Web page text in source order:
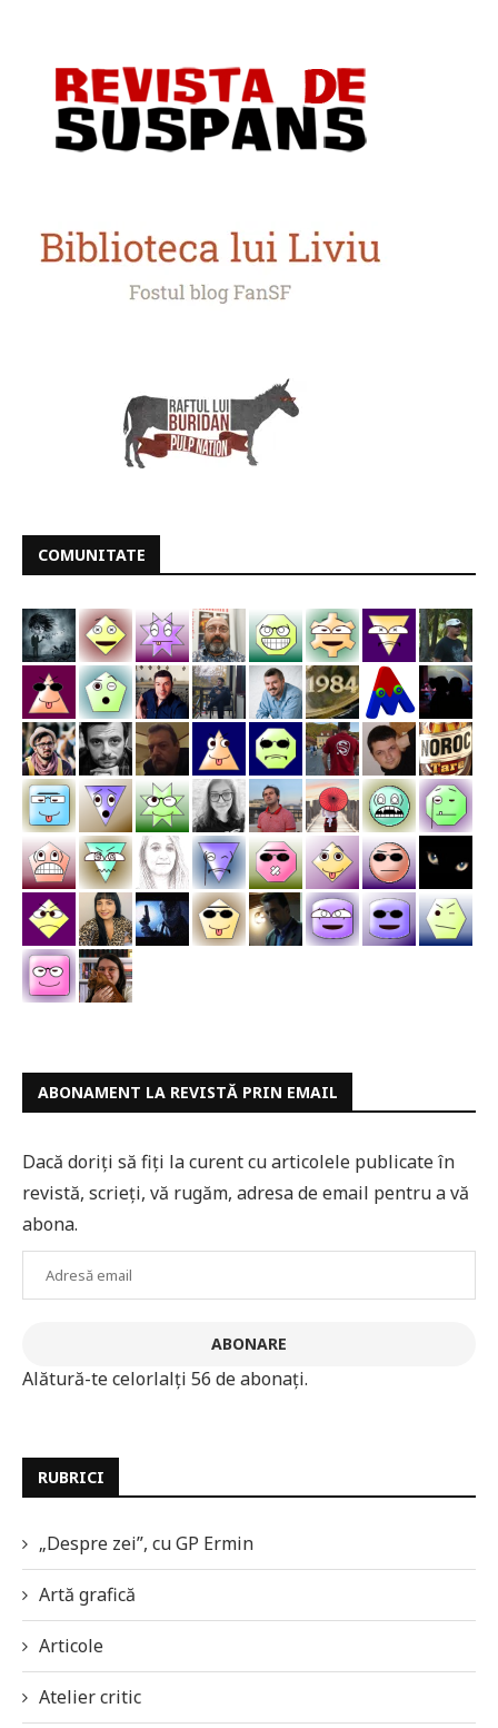
COMUNITATE
ABONAMENT LA REVISTĂ PRIN EMAIL
Dacă doriți să fiți la curent cu articolele publicate în
revistă, scrieți, vă rugăm, adresa de email pentru a vă
abona.
Adresă
ABONARE
Alătură-te celorlalți 56 de abonați.
RUBRICI
„Despre zei”, cu GP Ermin
Artă grafică
Articole
Atelier critic